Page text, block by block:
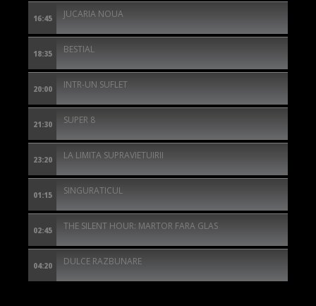
16:45 JUCARIA NOUA
18:35 BESTIAL
20:00 INTR-UN SUFLET
21:30 SUPER 8
23:20 LA LIMITA SUPRAVIETUIRII
01:15 SINGURATICUL
02:45 THE SILENT HOUR: MARTOR FARA GLAS
04:20 DULCE RAZBUNARE